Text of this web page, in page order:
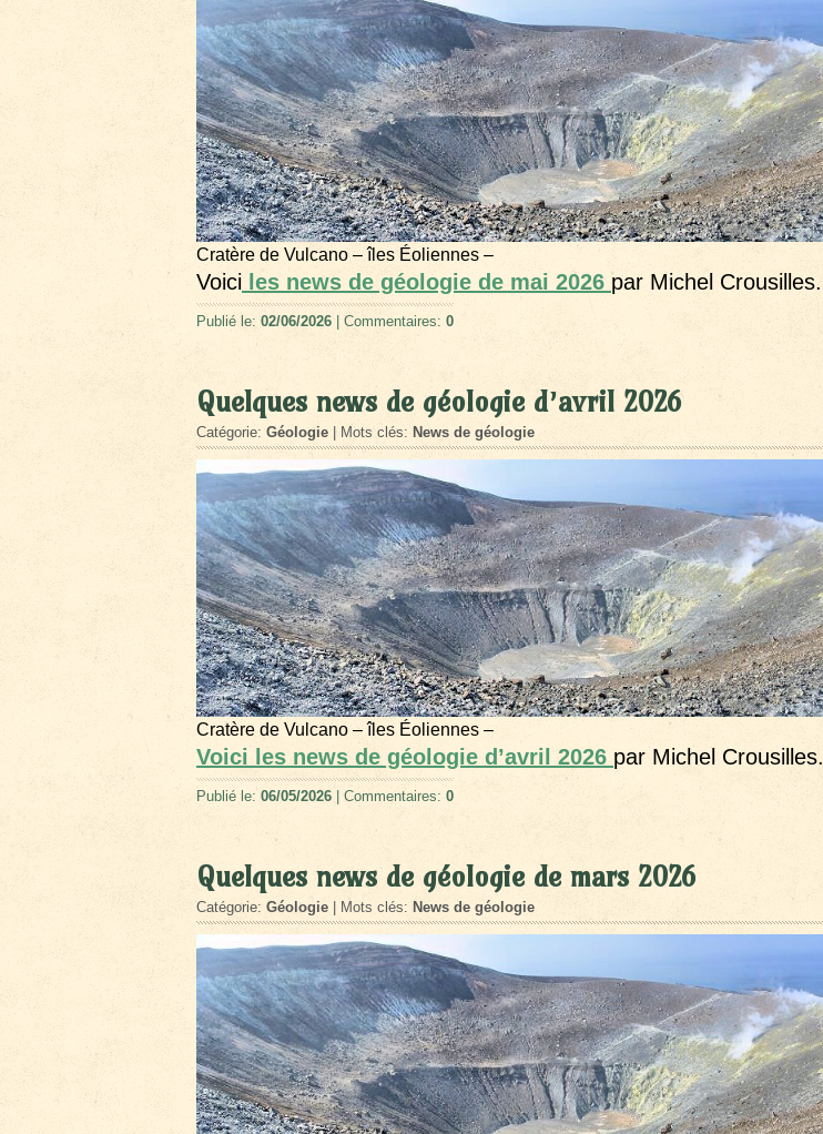
Cratère de Vulcano – îles Éoliennes –
Voici les news de géologie de mai 2026 par Michel Crousilles.
Publié le: 02/06/2026 | Commentaires: 0
Quelques news de géologie d’avril 2026
Catégorie: Géologie | Mots clés: News de géologie
Cratère de Vulcano – îles Éoliennes –
Voici les news de géologie d’avril 2026 par Michel Crousilles.
Publié le: 06/05/2026 | Commentaires: 0
Quelques news de géologie de mars 2026
Catégorie: Géologie | Mots clés: News de géologie